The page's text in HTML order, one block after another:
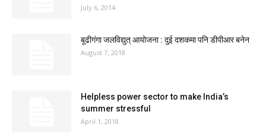
July 6, 2014
बूढीगंगा जलविद्युत् आयोजना : दुई दशकमा पनि डीपीआर बनेन
August 7, 2018
Helpless power sector to make India’s
summer stressful
April 1, 2018